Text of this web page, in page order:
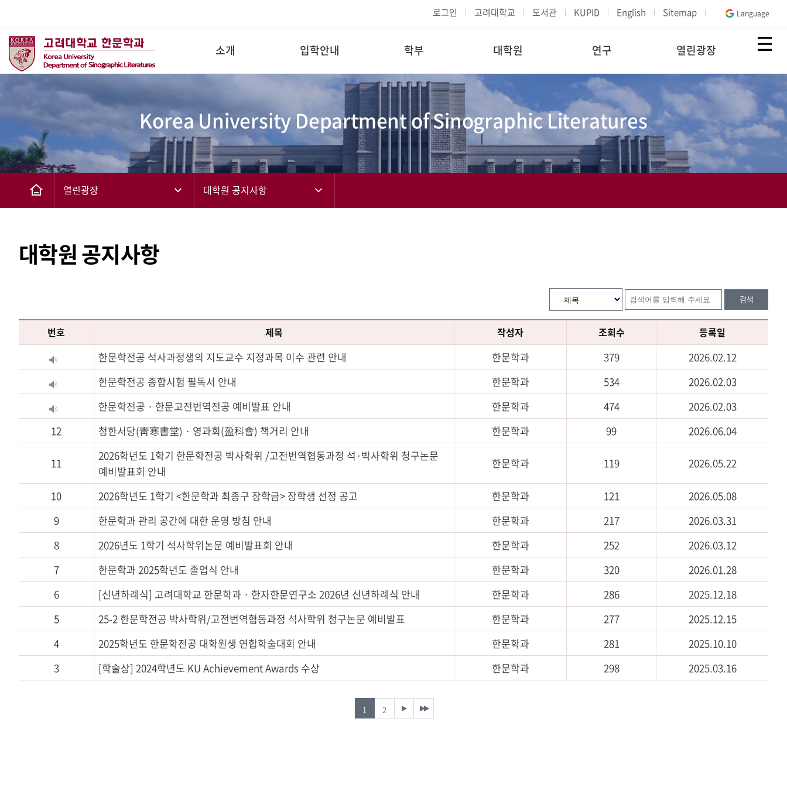
로그인 고려대학교 도서관 KUPID English Sitemap Language
소개 입학안내 학부 대학원 연구 열린광장
Korea University Department of Sinographic Literatures
열린광장 대학원 공지사항
대학원 공지사항
검색
번호 제목 작성자 조회수 등록일
한문학전공 석사과정생의 지도교수 지정과목 이수 관련 안내 한문학과 379
2026.02.12
한문학전공 종합시험 필독서 안내
한문학과 534
2026.02.03
한문학전공 · 한문고전번역전공 예비발표 안내
한문학과 474
2026.02.03
12
청한서당(靑寒書堂) · 영과회(盈科會) 책거리 안내 한문학과 99 2026.06.04
11
2026학년도 1학기 한문학전공 박사학위 /고전번역협동과정 석·박사학위 청구논문
예비발표회 안내
한문학과 119 2026.05.22
10 2026학년도 1학기 <한문학과 최종구 장학금> 장학생 선정 공고 한문학과 121
2026.05.08
9
한문학과 관리 공간에 대한 운영 방침 안내 한문학과 217
2026.03.31
8
2026년도 1학기 석사학위논문 예비발표회 안내 한문학과 252
2026.03.12
7
한문학과 2025학년도 졸업식 안내 한문학과 320
2026.01.28
6
[신년하례식] 고려대학교 한문학과 · 한자한문연구소 2026년 신년하례식 안내 한문학과 286
2025.12.18
5
25-2 한문학전공 박사학위/고전번역협동과정 석사학위 청구논문 예비발표 한문학과 277
2025.12.15
4
2025학년도 한문학전공 대학원생 연합학술대회 안내 한문학과 281
2025.10.10
3
[학술상] 2024학년도 KU Achievement Awards 수상 한문학과 298 2025.03.16
1 2